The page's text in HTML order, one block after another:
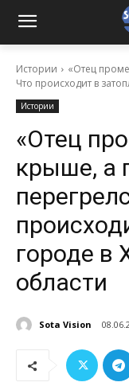
Истории
«Отец
Что происходит в
Истории
«Отец
крыше, а
городе в
области
Sota Vision